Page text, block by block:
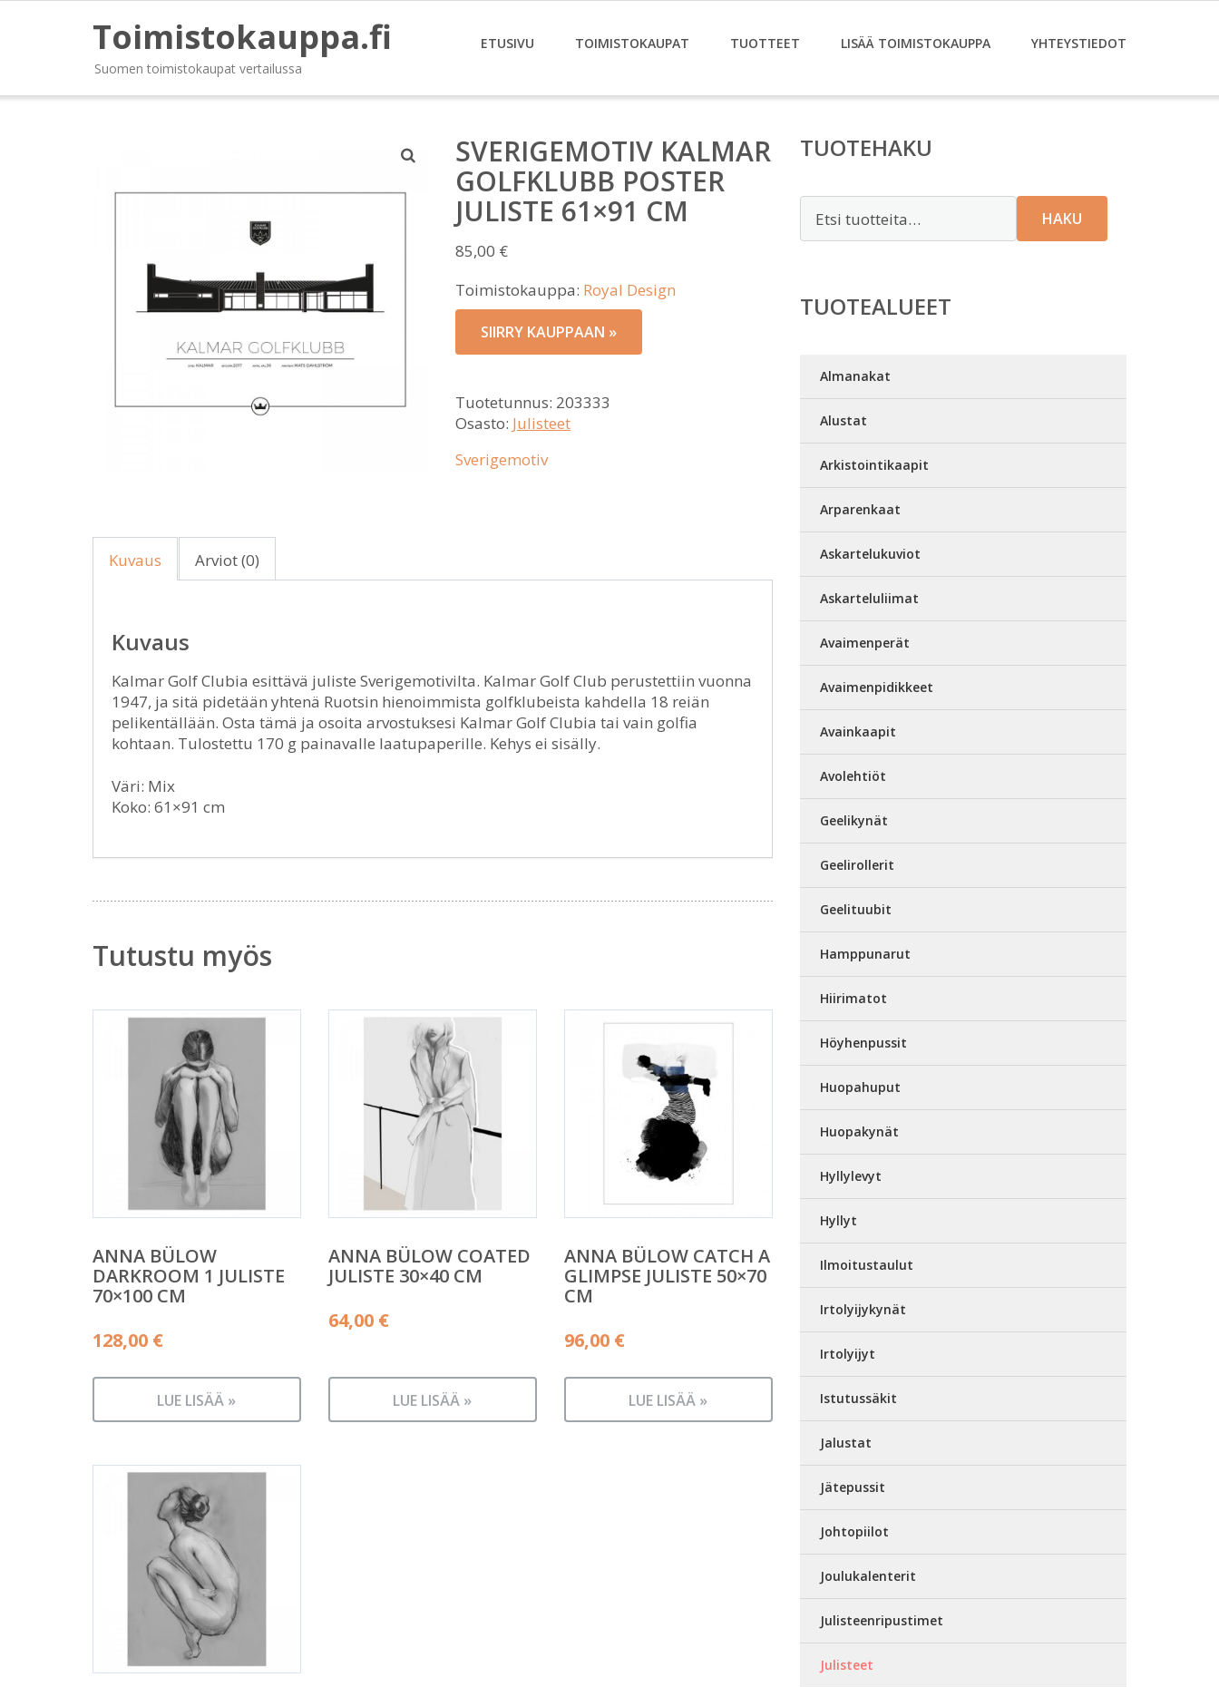
Toimistokauppa.fi
Suomen toimistokaupat vertailussa
ETUSIVU TOIMISTOKAUPAT TUOTTEET LISÄÄ TOIMISTOKAUPPA YHTEYSTIEDOT
SVERIGEMOTIV KALMAR
GOLFKLUBB POSTER
JULISTE 61×91 CM
85,00 €
Toimistokauppa: Royal Design
SIIRRY KAUPPAAN »
Tuotetunnus: 203333
Osasto: Julisteet
Sverigemotiv
Kuvaus Arviot (0)
Kuvaus
Kalmar Golf Clubia esittävä juliste Sverigemotivilta. Kalmar Golf Club perustettiin vuonna
1947, ja sitä pidetään yhtenä Ruotsin hienoimmista golfklubeista kahdella 18 reiän
pelikentällään. Osta tämä ja osoita arvostuksesi Kalmar Golf Clubia tai vain golfia
kohtaan. Tulostettu 170 g painavalle laatupaperille. Kehys ei sisälly.
Väri: Mix
Koko: 61×91 cm
Tutustu myös
ANNA BÜLOW
DARKROOM 1 JULISTE
70×100 CM
128,00 €
LUE LISÄÄ »
ANNA BÜLOW COATED
JULISTE 30×40 CM
64,00 €
LUE LISÄÄ »
ANNA BÜLOW CATCH A
GLIMPSE JULISTE 50×70
CM
96,00 €
LUE LISÄÄ »
TUOTEHAKU
HAKU
TUOTEALUEET
Almanakat
Alustat
Arkistointikaapit
Arparenkaat
Askartelukuviot
Askarteluliimat
Avaimenperät
Avaimenpidikkeet
Avainkaapit
Avolehtiöt
Geelikynät
Geelirollerit
Geelituubit
Hamppunarut
Hiirimatot
Höyhenpussit
Huopahuput
Huopakynät
Hyllylevyt
Hyllyt
Ilmoitustaulut
Irtolyijykynät
Irtolyijyt
Istutussäkit
Jalustat
Jätepussit
Johtopiilot
Joulukalenterit
Julisteenripustimet
Julisteet